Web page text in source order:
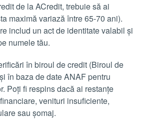
de la ACredit, trebuie să ai
maximă variază între 65-70 ani).
includ un act de identitate valabil și
numele tău.
în biroul de credit (Biroul de
în baza de date ANAF pentru
Poți fi respins dacă ai restanțe
venituri insuficiente,
sau șomaj.